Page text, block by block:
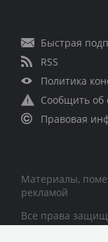
Быстрая
RSS
Политика
Сообщить об
Правовая
Материалы,
рекламой
Все права